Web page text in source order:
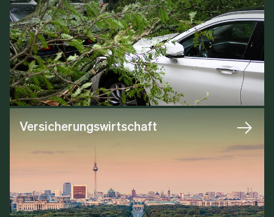
Versicherungswirtschaft